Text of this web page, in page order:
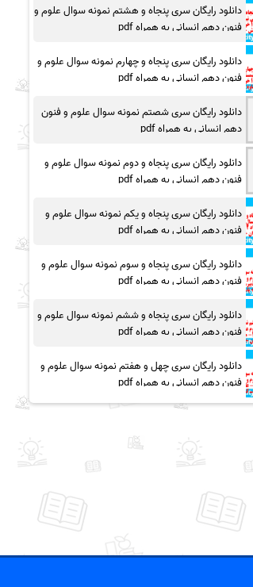
دانلود رایگان سری پنجاه و هشتم نمونه سوال علوم و
فنون دهم انسانی به همراه pdf
دانلود رایگان سری پنجاه و چهارم نمونه سوال علوم و
فنون دهم انسانی به همراه pdf
دانلود رایگان سری شصتم نمونه سوال علوم و فنون
دهم انسانی به همراه pdf
دانلود رایگان سری پنجاه و دوم نمونه سوال علوم و
فنون دهم انسانی به همراه pdf
دانلود رایگان سری پنجاه و یکم نمونه سوال علوم و
فنون دهم انسانی به همراه pdf
دانلود رایگان سری پنجاه و سوم نمونه سوال علوم و
فنون دهم انسانی به همراه pdf
دانلود رایگان سری پنجاه و ششم نمونه سوال علوم و
فنون دهم انسانی به همراه pdf
دانلود رایگان سری چهل و هفتم نمونه سوال علوم و
فنون دهم انسانی به همراه pdf